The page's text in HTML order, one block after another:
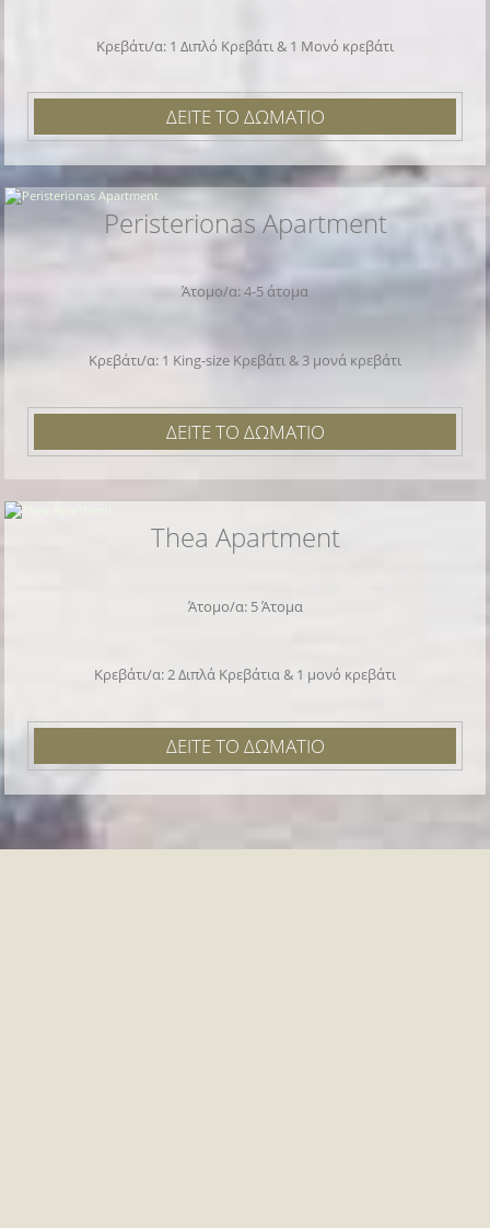
Κρεβάτι/α: 1 Διπλό Κρεβάτι & 1 Μονό κρεβάτι
ΔΕΙΤΕ ΤΟ ΔΩΜΑΤΙΟ
Peristerionas Apartment
Άτομο/α: 4-5 άτομα
Κρεβάτι/α: 1 King-size Κρεβάτι & 3 μονά κρεβάτι
ΔΕΙΤΕ ΤΟ ΔΩΜΑΤΙΟ
Thea Apartment
Άτομο/α: 5 Άτομα
Κρεβάτι/α: 2 Διπλά Κρεβάτια & 1 μονό κρεβάτι
ΔΕΙΤΕ ΤΟ ΔΩΜΑΤΙΟ